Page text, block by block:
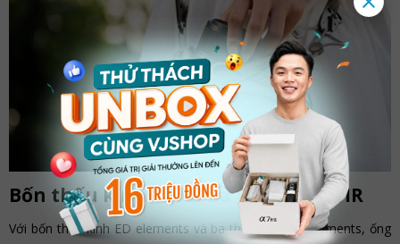
Bốn thấu kính ED và ba thấu kính HR
Với bốn thấu kính ED elements và ba thấu kính HR elements, ống